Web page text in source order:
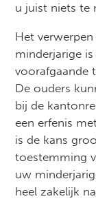
u juist niets te
Het
minderjarige
voorafgaande
De ouders
bij de
een erfenis
is de kans
toestemming
uw
heel zakelijk